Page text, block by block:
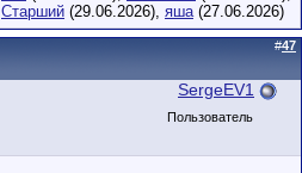
Старший (29.06.2026), яша(27.06.2026)
#47
SergeEV1
Пользователь